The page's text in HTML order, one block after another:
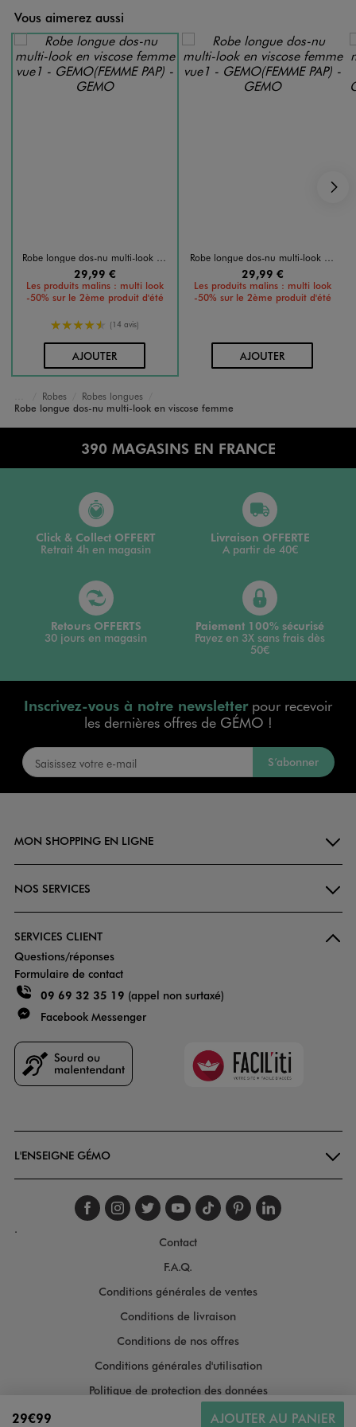
29€99 AJOUTER AU PANIER
Vous aimerez aussi
Robe longue dos-nu multi-look en viscose femme
29,99 €
Les produits malins : multi look
-50% sur le 2ème produit d'été
4.5/5 de moyenne
(14 avis)
AJOUTERAU PANIER
Robe longue dos-nu multi-look en viscose femme
29,99 €
Les produits malins : multi look
-50% sur le 2ème produit d'été
AJOUTERAU PANIER
Accueil
Femme
Vêtements
Robes
Robes longues
Robe longue dos-nu multi-look en viscose femme
390 MAGASINS EN FRANCE
Click & Collect OFFERT
Retrait 4h en magasin
Livraison OFFERTE
A partir de 40€
Retours OFFERTS
30 jours en magasin
Paiement 100% sécurisé
Payez en 3X sans frais dès
50€
Inscrivez-vous à notre newsletterpour recevoir
les dernières offres de GÉMO !
S’abonner
MON SHOPPING EN LIGNE
NOS SERVICES
SERVICES CLIENT
Questions/réponses
Formulaire de contact
09 69 32 35 19 (appel non surtaxé)
Facebook Messenger
Faciliti
L'ENSEIGNE GÉMO
Suivez-nous sur
Suivez-nous sur
Suivez-nous sur
Suivez-nous
Suivez-nous
Suivez-
.
Contact
F.A.Q.
Conditions générales de ventes
Conditions de livraison
Conditions de nos offres
Conditions générales d'utilisation
Politique de protection des données
Gestion des cookies